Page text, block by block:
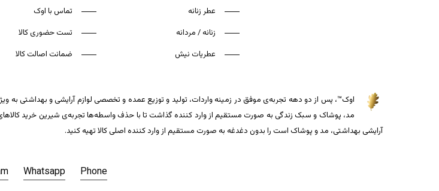
عطر زنانه
زنانه / مردانه
عطریات نیش
تماس با اوک
تست حضوری کالا
ضمانت اصالت کالا
اوک™، پس از دو دهه تجربه‌ی موفق در زمینه واردات، تولید و توزیع عمده و تخصصی لوازم آرایشی و بهداشتی به
مد، پوشاک و سبک زندگی به صورت مستقیم از وارد کننده گذاشت تا با حذف واسطه‌ها تجربه‌ی شیرین خرید
آرایشی بهداشتی، مد و پوشاک است را بدون دغدغه به صورت مستقیم از وارد کننده اصلی کالا تهیه کنید.
Whatsapp Phone